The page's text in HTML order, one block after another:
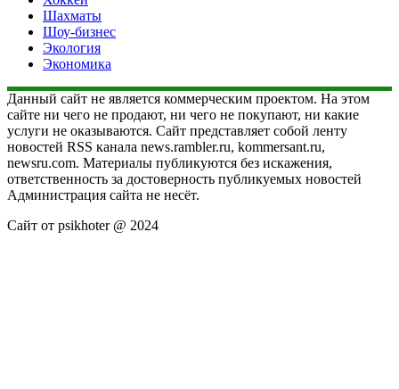
Шахматы
Шоу-бизнес
Экология
Экономика
Данный сайт не является коммерческим проектом. На этом
сайте ни чего не продают, ни чего не покупают, ни какие
услуги не оказываются. Сайт представляет собой ленту
новостей RSS канала news.rambler.ru, kommersant.ru,
newsru.com. Материалы публикуются без искажения,
ответственность за достоверность публикуемых новостей
Администрация сайта не несёт.
Сайт от psikhoter @ 2024